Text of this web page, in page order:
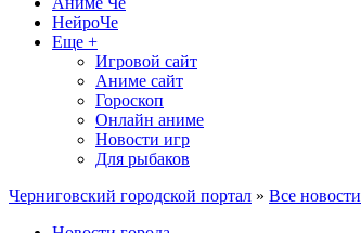
НейроЧе
Еще +
Игровой сайт
Аниме сайт
Гороскоп
Онлайн аниме
Новости игр
Для рыбаков
Черниговский городской портал » Все новости